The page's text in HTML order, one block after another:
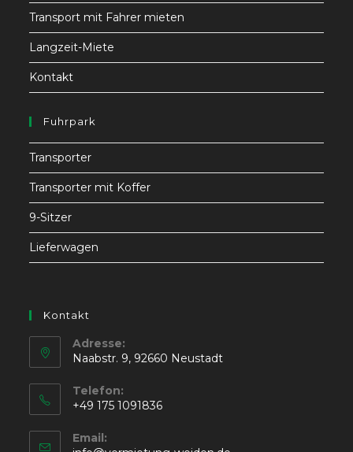
Transport mit Fahrer mieten
Langzeit-Miete
Kontakt
Fuhrpark
Transporter
Transporter mit Koffer
9-Sitzer
Lieferwagen
Kontakt
Adresse:
Naabstr. 9, 92660 Neustadt
Telefon:
+49 175 1091836
Email: